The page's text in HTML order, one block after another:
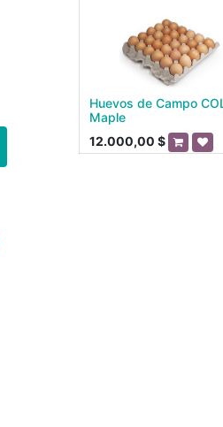
Huevos de Campo
Maple
12.000,00 $